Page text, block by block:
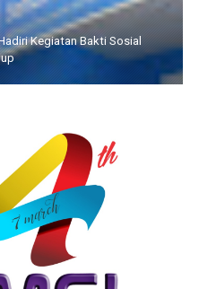
Kegiatan Bakti Sosial